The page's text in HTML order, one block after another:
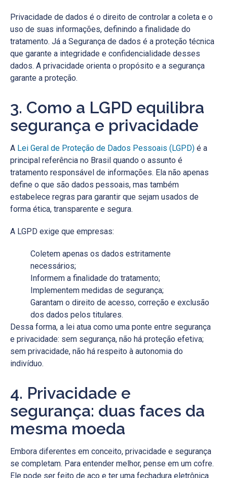
Privacidade de dados é o direito de controlar a coleta e o
uso de suas informações, definindo a finalidade do
tratamento. Já a Segurança de dados é a proteção técnica
que garante a integridade e confidencialidade desses
dados. A privacidade orienta o propósito e a segurança
garante a proteção.
3. Como a LGPD equilibra
segurança e privacidade
A Lei Geral de Proteção de Dados Pessoais (LGPD) é a
principal referência no Brasil quando o assunto é
tratamento responsável de informações. Ela não apenas
define o que são dados pessoais, mas também
estabelece regras para garantir que sejam usados de
forma ética, transparente e segura.
A LGPD exige que empresas:
Coletem apenas os dados estritamente
necessários;
Informem a finalidade do tratamento;
Implementem medidas de segurança;
Garantam o direito de acesso, correção e exclusão
dos dados pelos titulares.
Dessa forma, a lei atua como uma ponte entre segurança
e privacidade: sem segurança, não há proteção efetiva;
sem privacidade, não há respeito à autonomia do
indivíduo.
4. Privacidade e
segurança: duas faces da
mesma moeda
Embora diferentes em conceito, privacidade e segurança
se completam. Para entender melhor, pense em um cofre.
Ele pode ser feito de aço e ter uma fechadura eletrônica